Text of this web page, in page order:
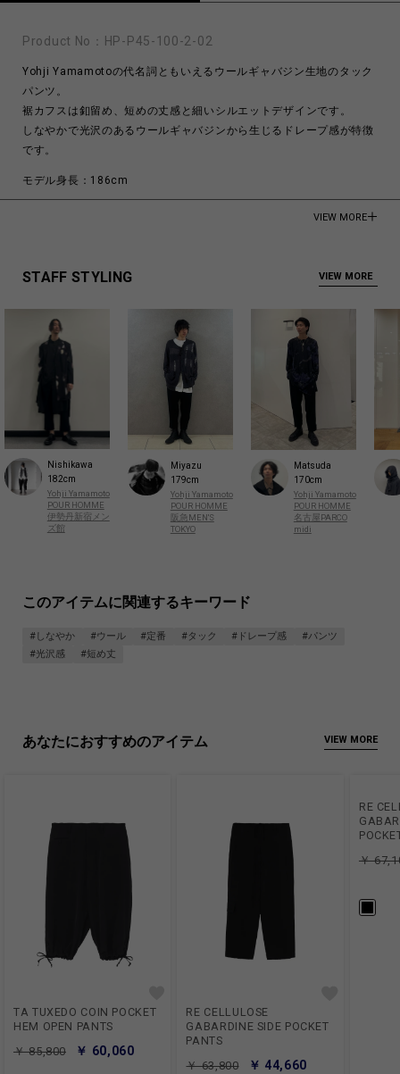
Product No： HP-P45-100-2-02
Yohji Yamamotoの代名詞ともいえるウールギャバジン生地のタック
パンツ。
裾カフスは釦留め、短めの丈感と細いシルエットデザインです。
しなやかで光沢のあるウールギャバジンから生じるドレープ感が特徴
です。
モデル身長：186cm
商品についてよくあるお問い合わせはこちら
VIEW MORE
STAFF STYLING VIEW MORE
Nishikawa
182cm
Yohji Yamamoto
POUR HOMME
伊勢丹新宿メン
ズ館
Miyazu
179cm
Yohji Yamamoto
POUR HOMME
阪急MEN'S
TOKYO
Matsuda
170cm
Yohji Yamamoto
POUR HOMME
名古屋PARCO
midi
このアイテムに関連するキーワード
#しなやか #ウール #定番 #タック #ドレープ感
#パンツ
#光沢感
#短め丈
あなたにおすすめのアイテム VIEW MORE
TA TUXEDO COIN POCKET
HEM OPEN PANTS
￥ 85,800
￥ 60,060
RE CELLULOSE
GABARDINE SIDE POCKET
PANTS
￥ 63,800
￥ 44,660
RE
￥